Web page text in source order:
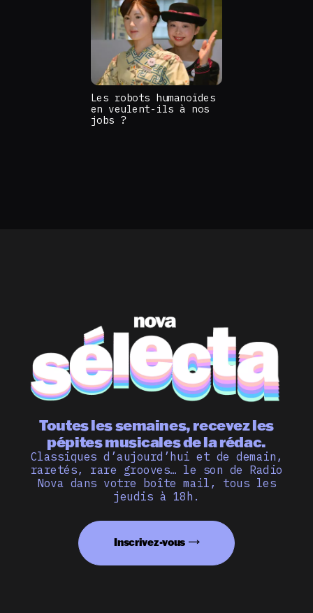
Les robots humanoïdes
en veulent-ils à nos
jobs ?
Toutes les semaines, recevez les
pépites musicales de la rédac.
Classiques d’aujourd’hui et de demain,
raretés, rare grooves… le son de Radio
Nova dans votre boîte mail, tous les
jeudis à 18h.
Inscrivez-vous